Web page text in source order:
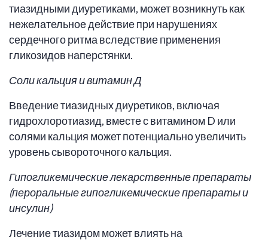
тиазидными диуретиками, может возникнуть как
нежелательное действие при нарушениях
сердечного ритма вследствие применения
гликозидов наперстянки.
Соли кальция и витамин Д
Введение тиазидных диуретиков, включая
гидрохлоротиазид, вместе с витамином D или
солями кальция может потенциально увеличить
уровень сывороточного кальция.
Гипогликемические лекарственные препараты
(пероральные гипогликемические препараты и
инсулин)
Лечение тиазидом может влиять на